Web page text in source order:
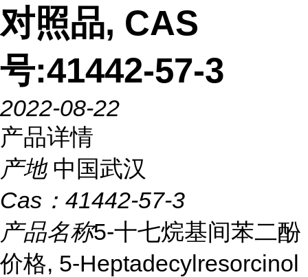
对照品, CAS
号:41442-57-3
2022-08-22
产品详情
产地 中国武汉
Cas： 41442-57-3
产品名称5-十七烷基间苯二酚
价格, 5-Heptadecylresorcinol